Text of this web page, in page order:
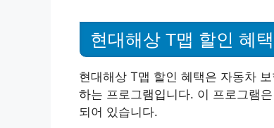
현대해상 T맵 할인 혜
현대해상 T맵 할인 혜택은 자동차
하는 프로그램입니다. 이 프로그램
되어 있습니다.